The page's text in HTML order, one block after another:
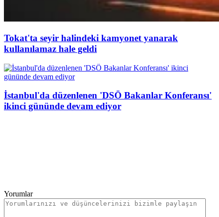
Tokat'ta seyir halindeki kamyonet yanarak
kullanılamaz hale geldi
İstanbul'da düzenlenen 'DSÖ Bakanlar Konferansı'
ikinci gününde devam ediyor
Yorumlar